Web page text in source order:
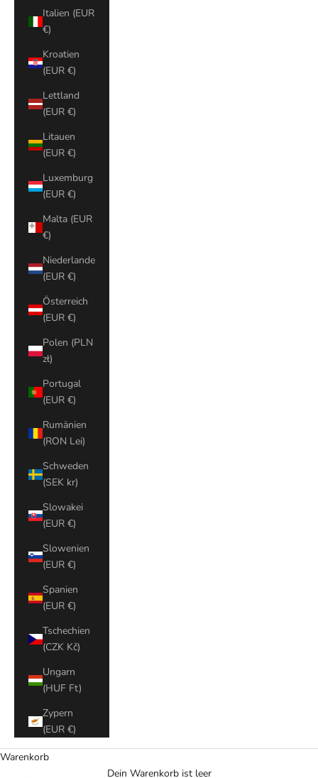
Italien (EUR
€)
Kroatien
(EUR €)
Lettland
(EUR €)
Litauen
(EUR €)
Luxemburg
(EUR €)
Malta (EUR
€)
Niederlande
(EUR €)
Österreich
(EUR €)
Polen (PLN
zł)
Portugal
(EUR €)
Rumänien
(RON Lei)
Schweden
(SEK kr)
Slowakei
(EUR €)
Slowenien
(EUR €)
Spanien
(EUR €)
Tschechien
(CZK Kč)
Ungarn
(HUF Ft)
Zypern
(EUR €)
Warenkorb
Dein Warenkorb ist leer